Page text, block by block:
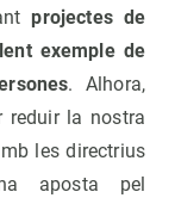
projectes de
exemple de
. Alhora,
reduir la nostra
les directrius
aposta pel